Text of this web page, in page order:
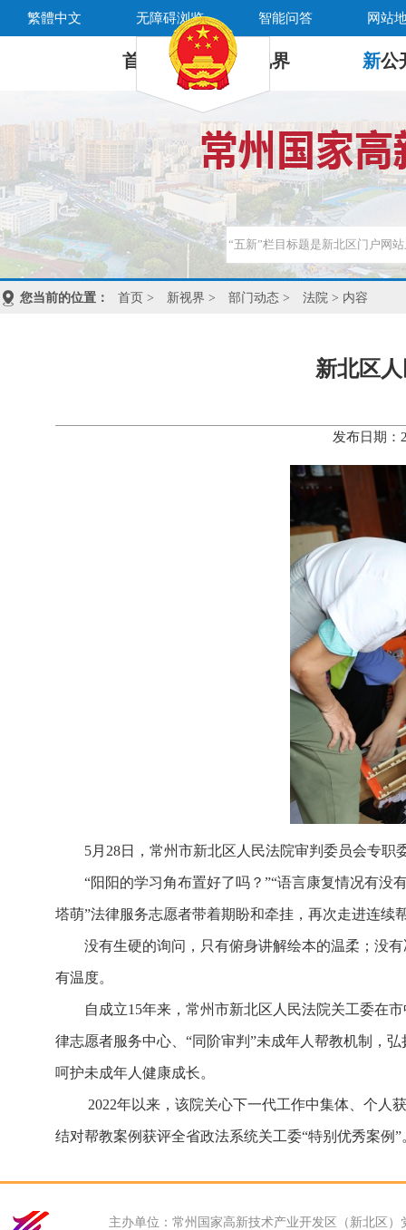
繁體中文 无障碍浏览 智能问答 网站
首 页 新 视界 新公
您当前的位置： 首页 > 新视界 > 部门动态 > 法院 > 内容
新北区
发布日期：
5月28日，常州市新北区人民法院审判委员会专
“阳阳的学习角布置好了吗？”“语言康复情况有
塔萌”法律服务志愿者带着期盼和牵挂，再次走进连续
没有生硬的询问，只有俯身讲解绘本的温柔；没
有温度。
自成立15年来，常州市新北区人民法院关工委在
律志愿者服务中心、“同阶审判”未成年人帮教机制，
呵护未成年人健康成长。
2022年以来，该院关心下一代工作中集体、个人
结对帮教案例获评全省政法系统关工委“特别优秀案例
主办单位：常州国家高新技术产业开发区（新北区）